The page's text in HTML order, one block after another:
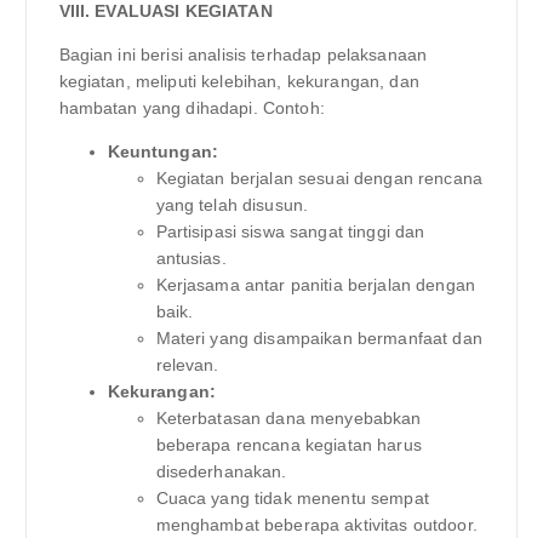
VIII. EVALUASI KEGIATAN
Bagian ini berisi analisis terhadap pelaksanaan
kegiatan, meliputi kelebihan, kekurangan, dan
hambatan yang dihadapi. Contoh:
Keuntungan:
Kegiatan berjalan sesuai dengan rencana
yang telah disusun.
Partisipasi siswa sangat tinggi dan
antusias.
Kerjasama antar panitia berjalan dengan
baik.
Materi yang disampaikan bermanfaat dan
relevan.
Kekurangan:
Keterbatasan dana menyebabkan
beberapa rencana kegiatan harus
disederhanakan.
Cuaca yang tidak menentu sempat
menghambat beberapa aktivitas outdoor.